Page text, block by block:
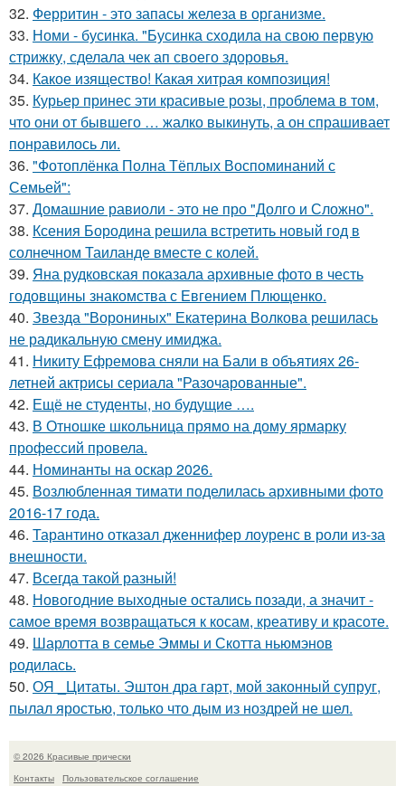
32. Ферритин - это запасы железа в организме.
33. Номи - бусинка. "Бусинка сходила на свою первую
стрижку, сделала чек ап своего здоровья.
34. Какое изящество! Какая хитрая композиция!
35. Курьер принес эти красивые розы, проблема в том,
что они от бывшего … жалко выкинуть, а он спрашивает
понравилось ли.
36. "Фотоплёнка Полна Тёплых Воспоминаний с
Семьей":
37. Домашние равиоли - это не про "Долго и Сложно".
38. Ксения Бородина решила встретить новый год в
солнечном Таиланде вместе с колей.
39. Яна рудковская показала архивные фото в честь
годовщины знакомства с Евгением Плющенко.
40. Звезда "Ворониных" Екатерина Волкова решилась
не радикальную смену имиджа.
41. Никиту Ефремова сняли на Бали в объятиях 26-
летней актрисы сериала "Разочарованные".
42. Ещё не студенты, но будущие ….
43. В Отношке школьница прямо на дому ярмарку
профессий провела.
44. Номинанты на оскар 2026.
45. Возлюбленная тимати поделилась архивными фото
2016-17 года.
46. Тарантино отказал дженнифер лоуренс в роли из-за
внешности.
47. Всегда такой разный!
48. Новогодние выходные остались позади, а значит -
самое время возвращаться к косам, креативу и красоте.
49. Шарлотта в семье Эммы и Скотта ньюмэнов
родилась.
50. ОЯ _Цитаты. Эштон дра гарт, мой законный супруг,
пылал яростью, только что дым из ноздрей не шел.
© 2026 Красивые прически
Контакты
Пользовательское соглашение